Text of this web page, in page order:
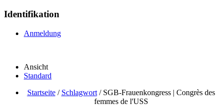
Identifikation
Anmeldung
Ansicht
Standard
Startseite/ Schlagwort / SGB-Frauenkongress | Congrès des
femmes de l'USS